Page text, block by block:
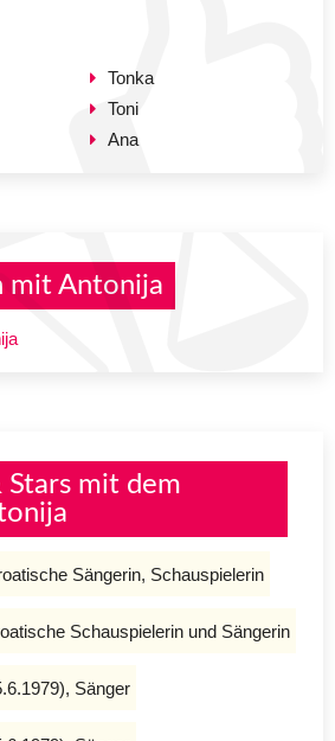
Tonka
Toni
Ana
mit Antonija
Stars mit dem
Sängerin, Schauspielerin
Schauspielerin und Sängerin
Sänger